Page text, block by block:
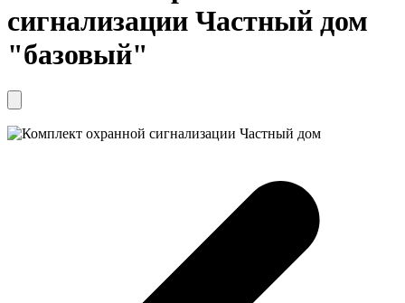
сигнализации Частный дом
"базовый"